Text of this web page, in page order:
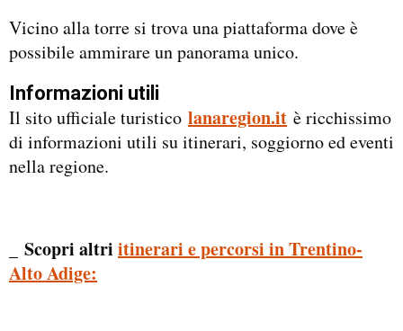
Vicino alla torre si trova una piattaforma dove è
possibile ammirare un panorama unico.
Informazioni utili
Il sito ufficiale turistico lanaregion.it è ricchissimo
di informazioni utili su itinerari, soggiorno ed eventi
nella regione.
_ Scopri altri itinerari e percorsi in Trentino-
Alto Adige: